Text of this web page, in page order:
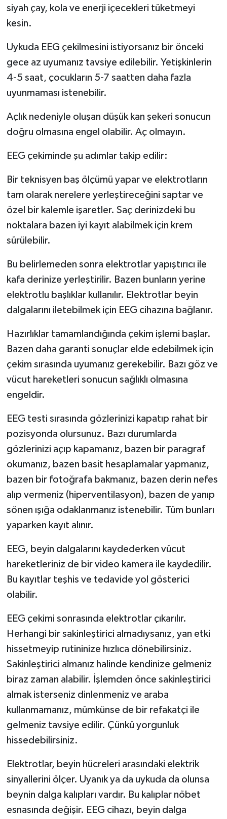
siyah çay, kola ve enerji içecekleri tüketmeyi
kesin.
Uykuda EEG çekilmesini istiyorsanız bir önceki
gece az uyumanız tavsiye edilebilir. Yetişkinlerin
4-5 saat, çocukların 5-7 saatten daha fazla
uyunmaması istenebilir.
Açlık nedeniyle oluşan düşük kan şekeri sonucun
doğru olmasına engel olabilir. Aç olmayın.
EEG çekiminde şu adımlar takip edilir:
Bir teknisyen baş ölçümü yapar ve elektrotların
tam olarak nerelere yerleştireceğini saptar ve
özel bir kalemle işaretler. Saç derinizdeki bu
noktalara bazen iyi kayıt alabilmek için krem
sürülebilir.
Bu belirlemeden sonra elektrotlar yapıştırıcı ile
kafa derinize yerleştirilir. Bazen bunların yerine
elektrotlu başlıklar kullanılır. Elektrotlar beyin
dalgalarını iletebilmek için EEG cihazına bağlanır.
Hazırlıklar tamamlandığında çekim işlemi başlar.
Bazen daha garanti sonuçlar elde edebilmek için
çekim sırasında uyumanız gerekebilir. Bazı göz ve
vücut hareketleri sonucun sağlıklı olmasına
engeldir.
EEG testi sırasında gözlerinizi kapatıp rahat bir
pozisyonda olursunuz. Bazı durumlarda
gözlerinizi açıp kapamanız, bazen bir paragraf
okumanız, bazen basit hesaplamalar yapmanız,
bazen bir fotoğrafa bakmanız, bazen derin nefes
alıp vermeniz (hiperventilasyon), bazen de yanıp
sönen ışığa odaklanmanız istenebilir. Tüm bunları
yaparken kayıt alınır.
EEG, beyin dalgalarını kaydederken vücut
hareketleriniz de bir video kamera ile kaydedilir.
Bu kayıtlar teşhis ve tedavide yol gösterici
olabilir.
EEG çekimi sonrasında elektrotlar çıkarılır.
Herhangi bir sakinleştirici almadıysanız, yan etki
hissetmeyip rutininize hızlıca dönebilirsiniz.
Sakinleştirici almanız halinde kendinize gelmeniz
biraz zaman alabilir. İşlemden önce sakinleştirici
almak isterseniz dinlenmeniz ve araba
kullanmamanız, mümkünse de bir refakatçi ile
gelmeniz tavsiye edilir. Çünkü yorgunluk
hissedebilirsiniz.
Elektrotlar, beyin hücreleri arasındaki elektrik
sinyallerini ölçer. Uyanık ya da uykuda da olunsa
beynin dalga kalıpları vardır. Bu kalıplar nöbet
esnasında değişir. EEG cihazı, beyin dalga